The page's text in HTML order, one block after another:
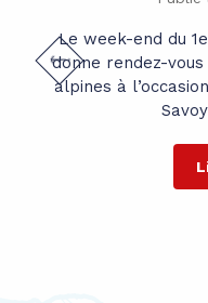
Le week-end du
donne rendez-
alpines à